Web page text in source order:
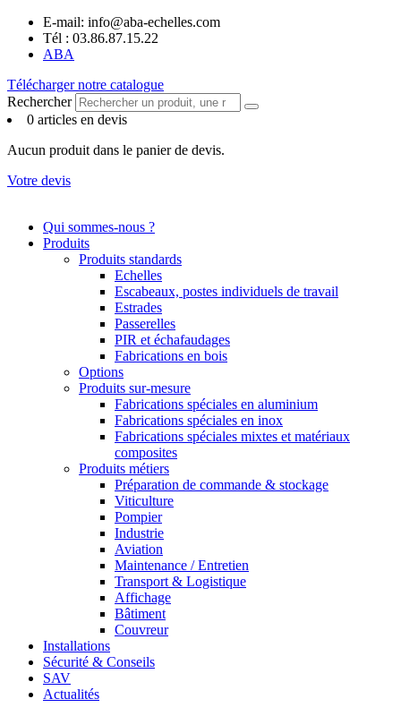
Aller
contenu
E-mail: info@aba-echelles.com
Tél : 03.86.87.15.22
ABA
Télécharger notre catalogue
Rechercher
0 articles en devis
Aucun produit dans le panier de devis.
Votre devis
Qui sommes-nous ?
Produits
Produits standards
Echelles
Escabeaux, postes individuels de travail
Estrades
Passerelles
PIR et échafaudages
Fabrications en bois
Options
Produits sur-mesure
Fabrications spéciales en aluminium
Fabrications spéciales en inox
Fabrications spéciales mixtes et matériaux
composites
Produits métiers
Préparation de commande & stockage
Viticulture
Pompier
Industrie
Aviation
Maintenance / Entretien
Transport & Logistique
Affichage
Bâtiment
Couvreur
Installations
Sécurité & Conseils
SAV
Actualités